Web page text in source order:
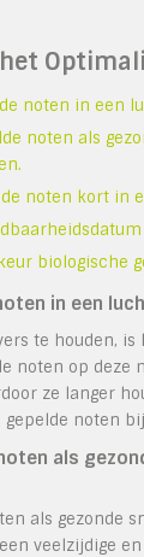
noten in een
noten als
noten kort in
biologische
in een
te houden,
noten op
ze langer
noten
als
als gezonde
veelzijdige